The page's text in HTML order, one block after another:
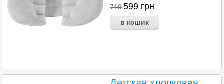
719599 грн